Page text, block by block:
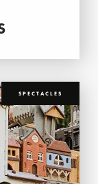
SPECTACLES